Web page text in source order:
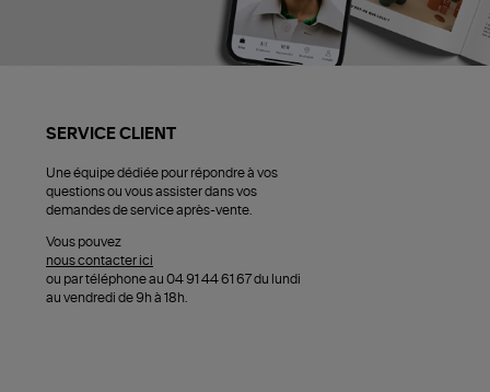
SERVICE CLIENT
Une équipe dédiée pour répondre à vos
questions ou vous assister dans vos
demandes de service après-vente.
Vous pouvez
nous contacter ici
ou par téléphone au 04 91 44 61 67 du lundi
au vendredi de 9h à 18h.